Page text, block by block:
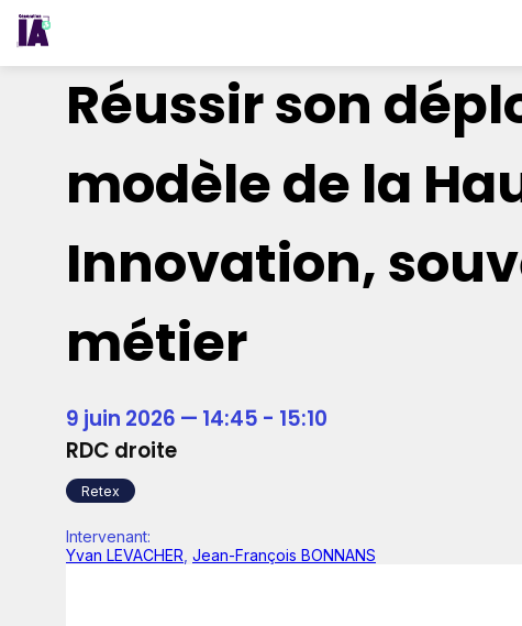
Réussir son
modèle de la
Innovation,
métier
9 juin 2026 — 14:45 - 15:10
RDC droite
Retex
Intervenant:
Yvan LEVACHER Jean-François BONNANS